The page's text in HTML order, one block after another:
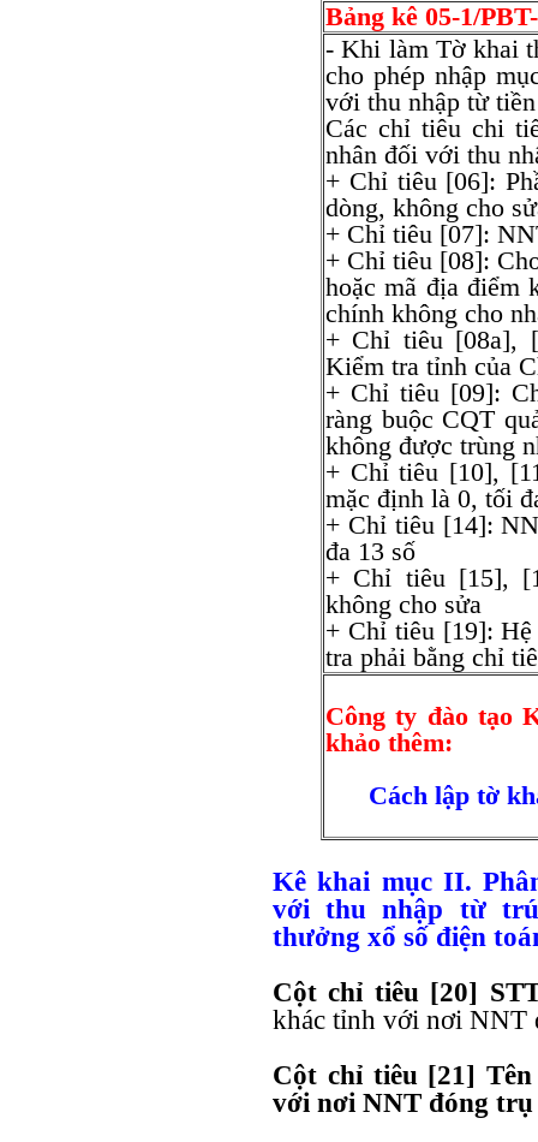
Bảng kê 05-1/
- Khi làm Tờ khai
cho phép nhập
với thu nhập từ
Các chỉ tiêu chi
nhân đối với thu
+ Chỉ tiêu [06]:
dòng, không cho
+ Chỉ tiêu [07]:
+ Chỉ tiêu [08]:
hoặc mã địa điểm
chính không cho
+ Chỉ tiêu [08a],
Kiểm tra tỉnh của
+ Chỉ tiêu [09]:
ràng buộc CQT
không được trùng
+ Chỉ tiêu [10],
mặc định là 0, tối
+ Chỉ tiêu [14]:
đa 13 số
+ Chỉ tiêu [15],
không cho sửa
+ Chỉ tiêu [19]:
tra phải bằng chỉ
Công ty đào tạo
khảo thêm:
Cách lập tờ
Kê khai mục II.
với thu nhập từ
thưởng xổ số điện
Cột chỉ tiêu [20]
khác tỉnh với nơi NNT
Cột chỉ tiêu [21]
với nơi NNT đóng trụ